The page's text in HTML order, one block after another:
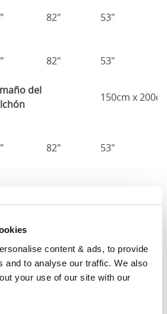
content & ads, to provide
and to analyse our traffic. We also
your use of our site with our
82" 53"
82" 53"
del
150cm x
82" 53"
82" 53"
: El tamaño del colchón requerido
de cama.
de la cama
de la cama La longitud